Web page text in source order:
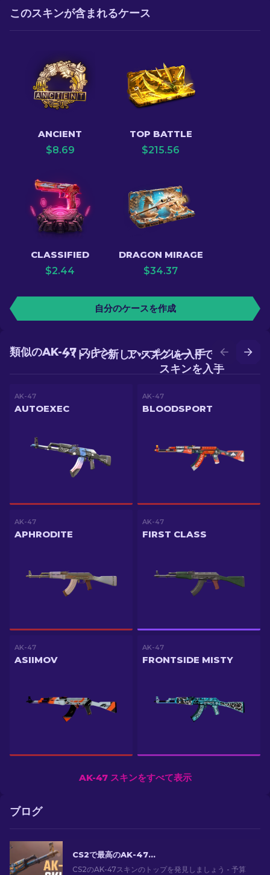
このスキンが含まれるケース
ANCIENT
$8.69
TOP BATTLE
$215.56
CLASSIFIED
$2.44
DRAGON MIRAGE
$34.37
自分のケースを作成
アップグレードでより良い
スキンを入手
バトルで新しいスキンを入手
類似のAK-47 スキン
AK-47
AUTOEXEC
AK-47
BLOODSPORT
AK-47
APHRODITE
AK-47
FIRST CLASS
AK-47
ASIIMOV
AK-47
FRONTSIDE MISTY
AK-47 スキンをすべて表示
ブログ
CS2で最高のAK-47スキン: 安価から高価まで
CS2のAK-47スキンのトップを発見しましょう - 予算